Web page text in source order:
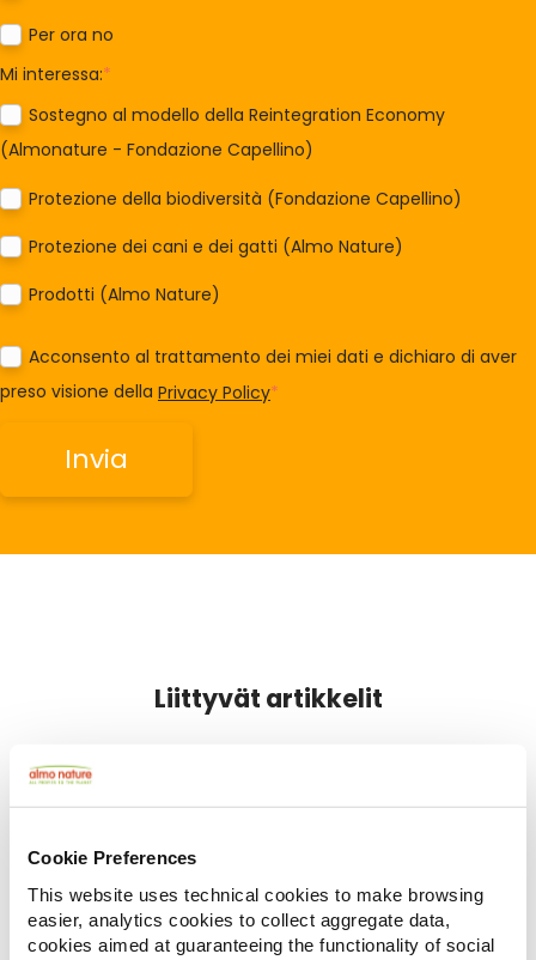
Cookie Preferences
This website uses technical cookies to make browsing
easier, analytics cookies to collect aggregate data,
cookies aimed at guaranteeing the functionality of social
Per ora no
Mi interessa:*
Sostegno al modello della Reintegration Economy
(Almonature - Fondazione Capellino)
Protezione della biodiversità (Fondazione Capellino)
Protezione dei cani e dei gatti (Almo Nature)
Prodotti (Almo Nature)
Acconsento al trattamento dei miei dati e dichiaro di aver
preso visione della Privacy Policy*
Liittyvät artikkelit